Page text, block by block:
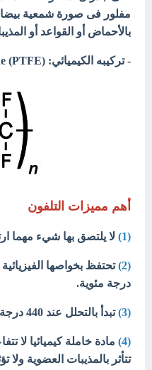
مفلور فى صورة شمعية بيضاء
بالأحماض أو القواعد أو
- تركيبه الكيميائي: (Polytetrafluoroethylene (PTFE
أهم مميزات التلفون
(1) لا يلتصق بها شيء مهما
(2)
درجة مئوية.
(3) تبدأ بالتحلل عند 440 درجة مئوية.
(4)
مادة خاملة كيميائيا لا
تتأثر بالمذيبات العضوية ولا